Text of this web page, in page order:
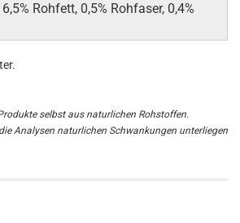
Rohfett, 0,5% Rohfaser, 0,4%
selbst aus naturlichen Rohstoffen.
Analysen naturlichen Schwankungen unterliegen